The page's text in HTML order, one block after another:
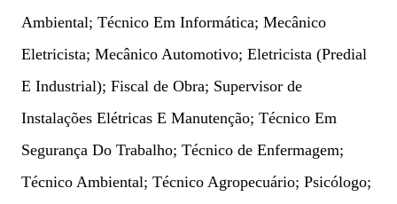
Ambiental; Técnico Em Informática; Mecânico
Eletricista; Mecânico Automotivo; Eletricista (Predial
E Industrial); Fiscal de Obra; Supervisor de
Instalações Elétricas E Manutenção; Técnico Em
Segurança Do Trabalho; Técnico de Enfermagem;
Técnico Ambiental; Técnico Agropecuário; Psicólogo;